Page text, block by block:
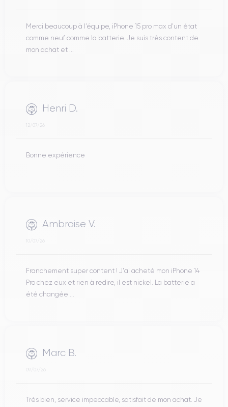
Merci beaucoup à l’équipe, iPhone 15 pro max d’un état
comme neuf comme la batterie. Je suis très content de
mon achat et ...
Henri D.
12/07/26
Bonne expérience
Ambroise V.
10/07/26
Franchement super content ! J'ai acheté mon iPhone 14
Pro chez eux et rien à redire, il est nickel. La batterie a
été changée ...
Marc B.
09/07/26
Très bien, service impeccable, satisfait de mon achat. Je